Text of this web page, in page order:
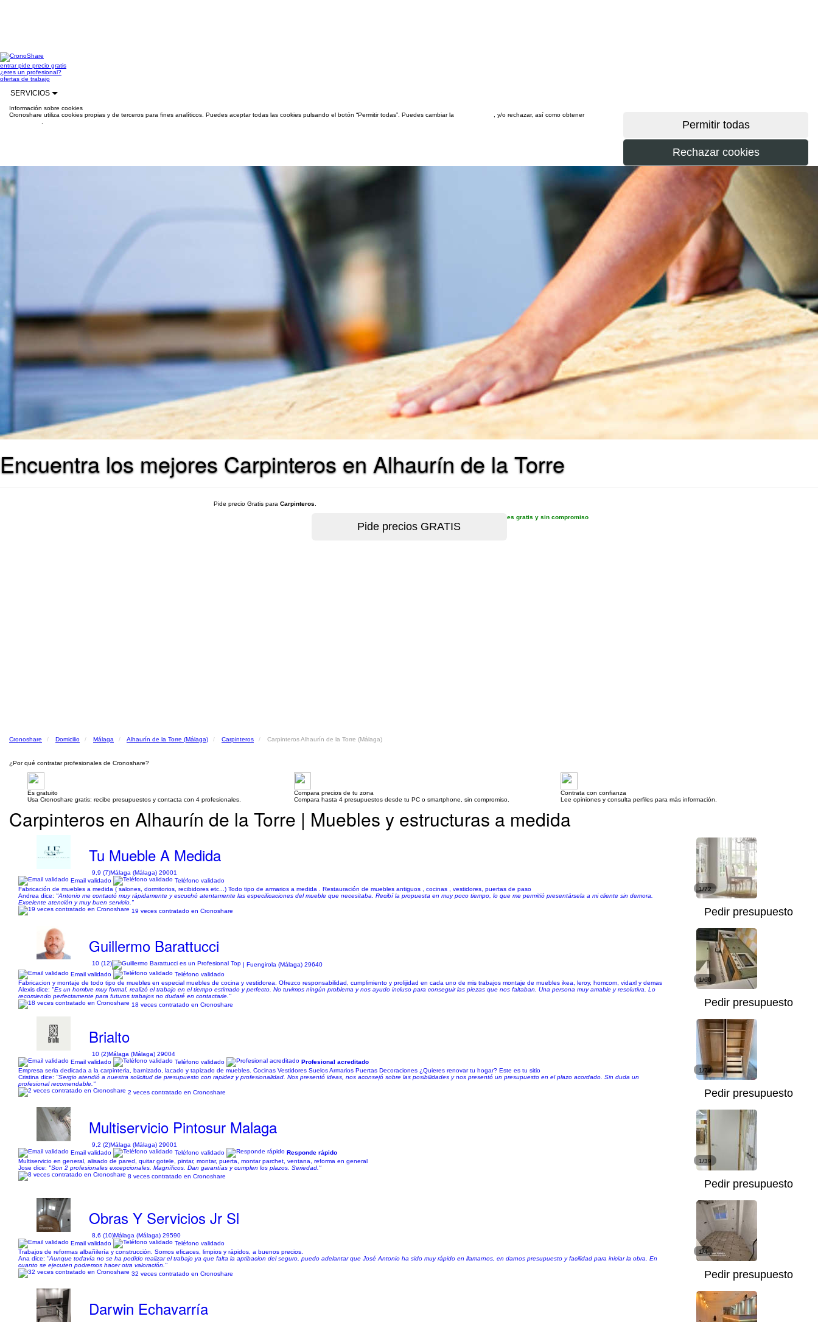
entrarpide precio gratis
¿eres un profesional?
ofertas de trabajo
SERVICIOS
Información sobre cookies
Cronoshare utiliza cookies propias y de terceros para fines analíticos. Puedes aceptar todas las cookies pulsando el botón “Permitir todas”. Puedes cambiar la
, y/o rechazar, así como obtener
Encuentra los mejores Carpinteros en Alhaurín de la Torre
Pide precio Gratis para Carpinteros
es gratis y sin compromiso
Cronoshare Domicilio Málaga Alhaurín de la Torre (Málaga) Carpinteros Carpinteros Alhaurín de la Torre (Málaga)
¿Por qué contratar profesionales de Cronoshare?
Es gratuito
Usa Cronoshare gratis: recibe presupuestos y contacta con 4 profesionales.
Compara precios de tu zona
Compara hasta 4 presupuestos desde tu PC o smartphone, sin compromiso.
Contrata con confianza
Lee opiniones y consulta perfiles para más información.
Carpinteros en Alhaurín de la Torre | Muebles y estructuras a medida
Tu Mueble A Medida
9,9 (7)Málaga (Málaga) 29001
Email validado
Teléfono validado
Fabricación de muebles a medida ( salones, dormitorios, recibidores etc...) Todo tipo de armarios a medida . Restauración de muebles antiguos , cocinas , vestidores, puertas de paso
Andrea dice: "Antonio me contactó muy rápidamente y escuchó atentamente las especificaciones del mueble que necesitaba. Recibí la propuesta en muy poco tiempo, lo que me permitió presentársela a mi cliente sin demora.
Excelente atención y muy buen servicio."
19 veces contratado en Cronoshare
1/72
Pedir presupuesto
Guillermo Barattucci
10 (12)
| Fuengirola (Málaga) 29640
Email validado
Teléfono validado
Fabricacion y montaje de todo tipo de muebles en especial muebles de cocina y vestidorea. Ofrezco responsabilidad, cumplimiento y prolijidad en cada uno de mis trabajos montaje de muebles ikea, leroy, homcom, vidaxl y demas
Alexis dice: "Es un hombre muy formal, realizó el trabajo en el tiempo estimado y perfecto. No tuvimos ningún problema y nos ayudo incluso para conseguir las piezas que nos faltaban. Una persona muy amable y resolutiva. Lo
recomiendo perfectamente para futuros trabajos no dudaré en contactarle."
18 veces contratado en Cronoshare
1/60
Pedir presupuesto
Brialto
10 (2)Málaga (Málaga) 29004
Email validado
Teléfono validado
Profesional acreditado
Empresa seria dedicada a la carpinteria, barnizado, lacado y tapizado de muebles. Cocinas Vestidores Suelos Armarios Puertas Decoraciones ¿Quieres renovar tu hogar? Este es tu sitio
Cristina dice: "Sergio atendió a nuestra solicitud de presupuesto con rapidez y profesionalidad. Nos presentó ideas, nos aconsejó sobre las posibilidades y nos presentó un presupuesto en el plazo acordado. Sin duda un
profesional recomendable."
2 veces contratado en Cronoshare
1/7
Pedir presupuesto
Multiservicio Pintosur Malaga
9,2 (2)Málaga (Málaga) 29001
Email validado
Teléfono validado
Responde rápido
Multiservicio en general, alisado de pared, quitar gotele, pintar, montar, puerta, montar parchet, ventana, reforma en general
Jose dice: "Son 2 profesionales excepcionales. Magníficos. Dan garantías y cumplen los plazos. Seriedad."
8 veces contratado en Cronoshare
1/39
Pedir presupuesto
Obras Y Servicios Jr Sl
8,6 (10)Málaga (Málaga) 29590
Email validado
Teléfono validado
Trabajos de reformas albañilería y construcción. Somos eficaces, limpios y rápidos, a buenos precios.
Ana dice: "Aunque todavía no se ha podido realizar el trabajo ya que falta la aptibacion del seguro, puedo adelantar que José Antonio ha sido muy rápido en llamarnos, en darnos presupuesto y facilidad para iniciar la obra. En
cuanto se ejecuten podremos hacer otra valoración."
32 veces contratado en Cronoshare
1/4
Pedir presupuesto
Darwin Echavarría